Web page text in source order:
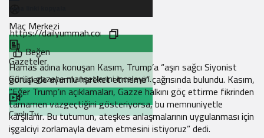
Maç Merkezi
Gazeteler
Günün gazete manşetlerini inceleyin.
Canlı Tv
Beğen
Hamas adına konuşan Kasım, Trump’a “aşırı sağcı Siyonist
görüşlerle uyumlu hareket etmeme” çağrısında bulundu. Kasım,
“Eğer Trump’ın açıklamaları, Gazze halkını göç ettirme fikrinden
tamamen vazgeçtiğini gösteriyorsa, bu memnuniyetle
karşılanır. Bu tutumun, ateşkes anlaşmalarının uygulanması için
işgalciyi zorlamayla devam etmesini istiyoruz” dedi.